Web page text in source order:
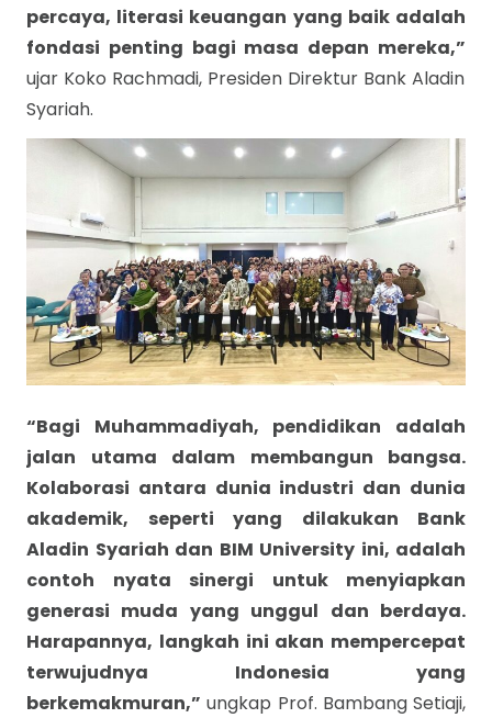
percaya, literasi keuangan yang baik adalah
fondasi penting bagi masa depan mereka,”
ujar Koko Rachmadi, Presiden Direktur Bank Aladin
Syariah.
“Bagi Muhammadiyah, pendidikan adalah
jalan utama dalam membangun bangsa.
Kolaborasi antara dunia industri dan dunia
akademik, seperti yang dilakukan Bank
Aladin Syariah dan BIM University ini, adalah
contoh nyata sinergi untuk menyiapkan
generasi muda yang unggul dan berdaya.
Harapannya, langkah ini akan mempercepat
terwujudnya Indonesia yang
berkemakmuran,” ungkap Prof. Bambang Setiaji,